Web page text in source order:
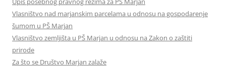
Vlasništvo nad marjanskim parcelama u odnosu na gospodarenje
šumom u PŠ Marjan
Vlasništvo zemljišta u PŠ Marjan u odnosu na Zakon o zaštiti
prirode
Za što se Društvo Marjan zalaže